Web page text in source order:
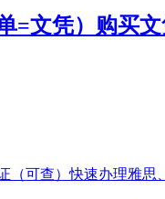
=文凭）购买